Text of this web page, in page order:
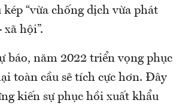
“vừa chống dịch vừa phát
hội”.
báo, năm 2022 triển vọng phục
toàn cầu sẽ tích cực hơn. Đây
kiến sự phục hồi xuất khẩu